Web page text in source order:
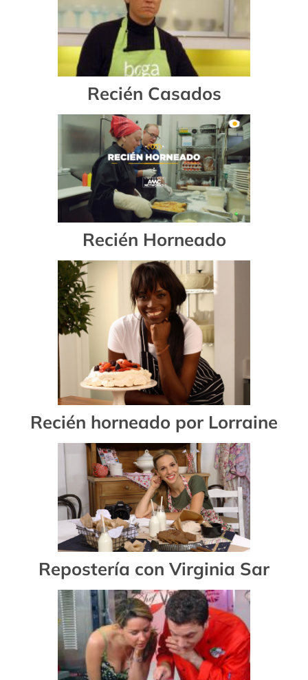
Recién Casados
Recién Horneado
Recién horneado por Lorraine
Repostería con Virginia Sar